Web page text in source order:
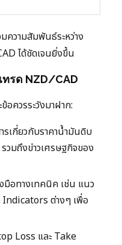
ความสัมพันธ์ระหว่าง
ได้ชัดเจนยิ่งขึ้น
ทรด NZD/CAD
ควรระวังมาฝาก:
รเกี่ยวกับราคาน้ำมันดิบ
มถึงข่าวเศรษฐกิจของ
มือทางเทคนิค เช่น แนว
ต่างๆ เพื่อ
Loss และ Take